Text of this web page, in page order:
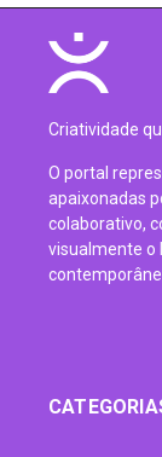
Criatividade
O portal
apaixonadas
colaborativo,
visualmente o